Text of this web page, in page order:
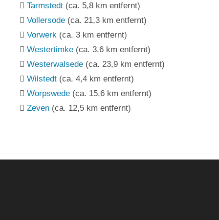
Tarmstedt (ca. 5,8 km entfernt)
Vollersode (ca. 21,3 km entfernt)
Vorwerk (ca. 3 km entfernt)
Westertimke (ca. 3,6 km entfernt)
Westerwalsede (ca. 23,9 km entfernt)
Wilstedt (ca. 4,4 km entfernt)
Worpswede (ca. 15,6 km entfernt)
Zeven (ca. 12,5 km entfernt)